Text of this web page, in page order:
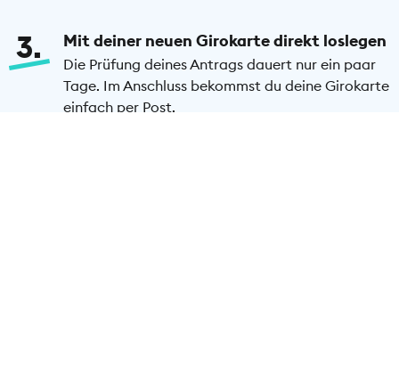
3 Mit deiner neuen Girokarte direkt loslegen
Die Prüfung deines Antrags dauert nur ein paar
Tage. Im Anschluss bekommst du deine Girokarte
einfach per Post.